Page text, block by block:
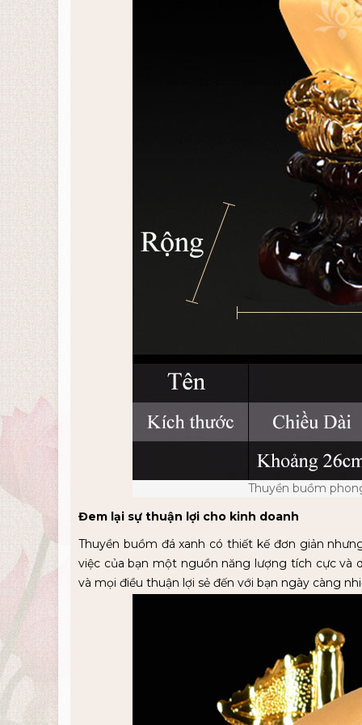
Thuyền buồm
Đem lại sự thuận lợi cho kinh doanh
Thuyền buồm đá xanh có thiết kế đơn giản
việc của bạn một nguồn năng lượng tích cực và
và mọi điều thuận lợi sẻ đến với bạn ngày càng